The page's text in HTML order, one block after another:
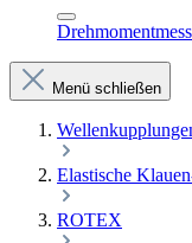
Menü schließen
Elastische
ROTEX